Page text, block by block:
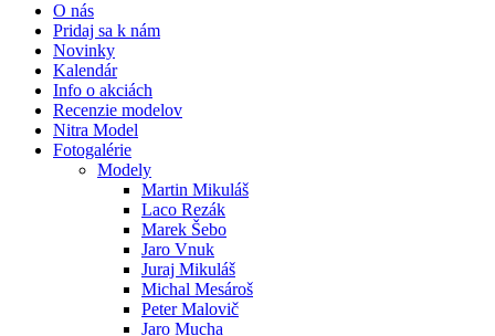
O nás
Pridaj sa k nám
Novinky
Kalendár
Info o akciách
Recenzie modelov
Nitra Model
Fotogalérie
Modely
Martin Mikuláš
Laco Rezák
Marek Šebo
Jaro Vnuk
Juraj Mikuláš
Michal Mesároš
Peter Malovič
Jaro Mucha